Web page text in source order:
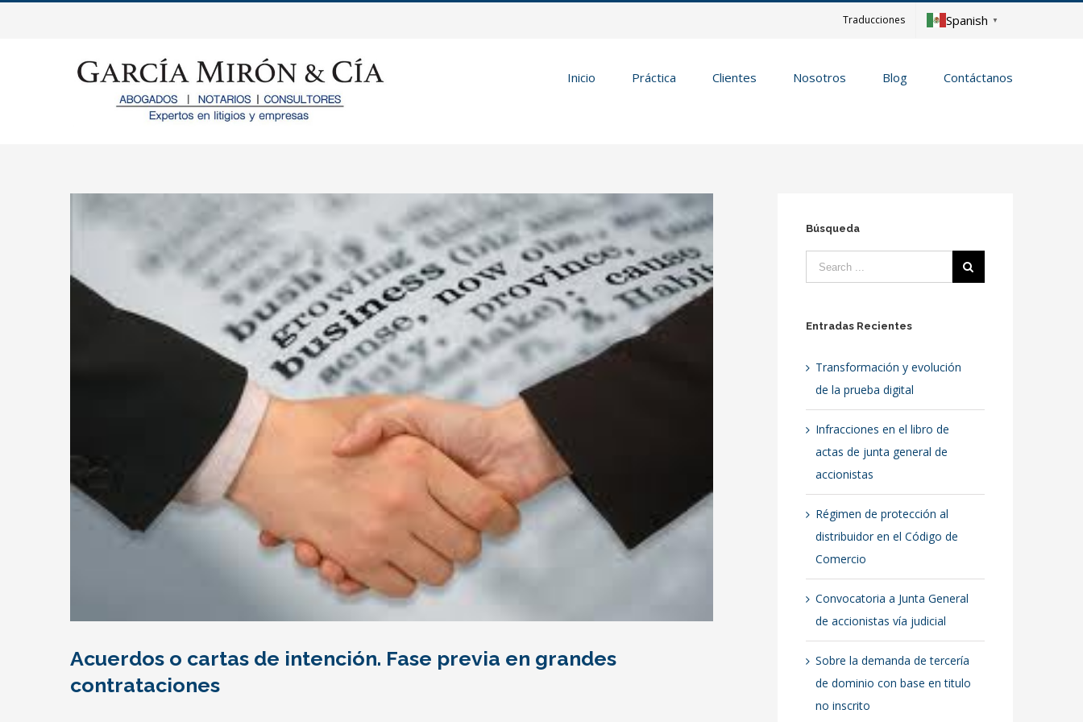
Traducciones Spanish ▼
Inicio Práctica Clientes Nosotros Blog Contáctanos
Acuerdos o cartas de intención. Fase previa en grandes
contrataciones
Búsqueda
Entradas Recientes
Transformación y evolución
de la prueba digital
Infracciones en el libro de
actas de junta general de
accionistas
Régimen de protección al
distribuidor en el Código de
Comercio
Convocatoria a Junta General
de accionistas vía judicial
Sobre la demanda de tercería
de dominio con base en titulo
no inscrito